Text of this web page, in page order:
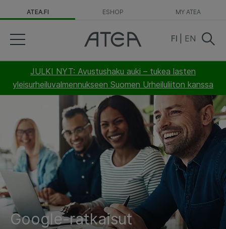
ATEA.FI ESHOP MY ATEA
JULKI NYT: Avustushaku auki – tukea lasten
yleisurheiluvalmennukseen Suomen Urheiluliiton kanssa
FI EN
Google-ratkaisut